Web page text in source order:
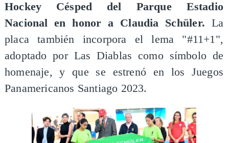
Hockey Césped del Parque Estadio
Nacional en honor a Claudia Schüler. La
placa también incorpora el lema "#11+1",
adoptado por Las Diablas como símbolo de
homenaje, y que se estrenó en los Juegos
Panamericanos Santiago 2023.